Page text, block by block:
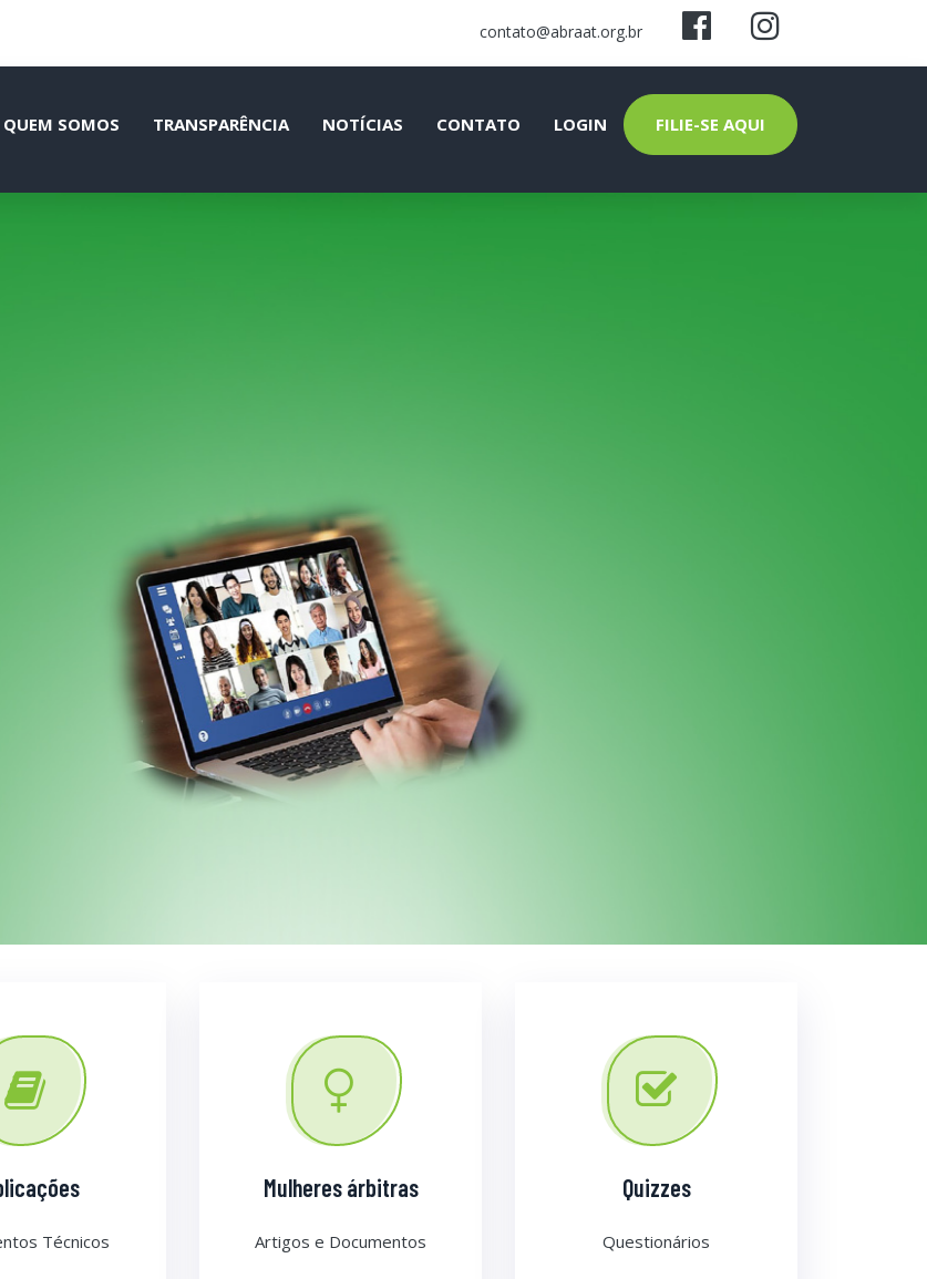
contato@abraat.org.br
QUEM SOMOS TRANSPARÊNCIA NOTÍCIAS CONTATO LOGIN FILIE-SE AQUI
Geral Ordinária 2026, a ser realizada no dia 25 de fevereiro de 2026 (quarta-feira),
Técnicos
Mulheres árbitras
Artigos e Documentos
Quizzes
Questionários